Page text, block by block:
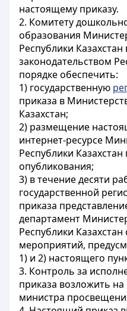
настоящему приказу.
2. Комитету
образования
Республики
законодательством
порядке обеспечить:
1) государственную
приказа в
Казахстан;
2) размещение
интернет-ресурсе
Республики
опубликования;
3) в течение десяти
государственной
приказа
департамент
Республики
мероприятий,
1) и 2) настоящего
3. Контроль за
приказа возложить
министра